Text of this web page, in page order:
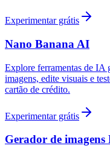
Experimentar grátis
Nano Banana AI
Explore ferramentas de IA
imagens, edite visuais e
cartão de crédito.
Experimentar grátis
Gerador de